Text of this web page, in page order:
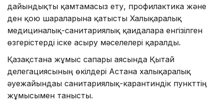
дайындықты қамтамасыз ету, профилактика және
ден қою шараларына қатысты Халықаралық
медициналық-санитариялық қағидаларға енгізілген
өзгерістерді іске асыру мәселелері қаралды.
Қазақстанға жұмыс сапары аясында Қытай
делегациясының өкілдері Астана халықаралық
әуежайындағы санитариялық-карантиндік пункттің
жұмысымен танысты.